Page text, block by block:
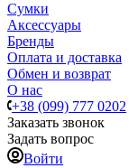
Сумки
Аксессуары
Бренды
Оплата и доставка
Обмен и возврат
О нас
+38 (099) 777 0202
Заказать звонок
Задать вопрос
Войти